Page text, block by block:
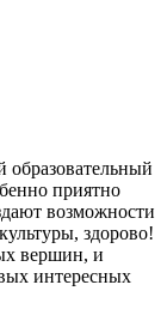
приятно
возможности
здорово!
вершин, и
интересных